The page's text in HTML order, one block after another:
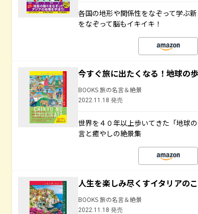
各国の地形や関係性をなぞって学ぶ
をなぞって脳もイキイキ！
今すぐ旅に出たくなる！地球の
BOOKS 旅の名言＆絶景
2022.11.18 発売
世界を４０年以上歩いてきた「地球
言と癒やしの絶景集
人生を楽しみ尽くすイタリアの
BOOKS 旅の名言＆絶景
2022.11.18 発売